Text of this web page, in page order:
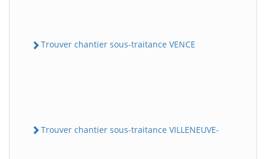
Trouver chantier sous-traitance VENCE
Trouver chantier sous-traitance VILLENEUVE-